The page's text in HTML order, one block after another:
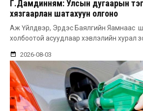
Г.Дамдинням: Улсын дугаарын
хязгаарлан шатахуун олгоно
Аж Үйлдвэр, Эрдэс Баялгийн Яамнаас
холбоотой асуудлаар хэвлэлийн хурал
2026-08-03